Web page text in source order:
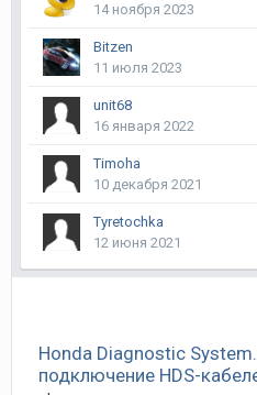
14 ноября 2023
Bitzen
11 июля 2023
unit68
16 января 2022
Timoha
10 декабря 2021
Tyretochka
12 июня 2021
Honda Diagnostic
подключение HDS-